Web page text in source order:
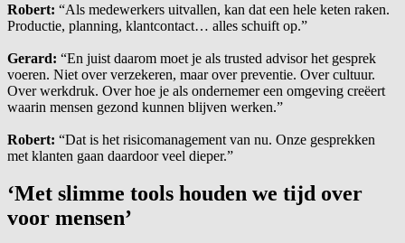
Robert: “Als medewerkers uitvallen, kan dat een hele keten raken.
Productie, planning, klantcontact… alles schuift op.”
Gerard: “En juist daarom moet je als trusted advisor het gesprek
voeren. Niet over verzekeren, maar over preventie. Over cultuur.
Over werkdruk. Over hoe je als ondernemer een omgeving creëert
waarin mensen gezond kunnen blijven werken.”
Robert: “Dat is het risicomanagement van nu. Onze gesprekken
met klanten gaan daardoor veel dieper.”
‘Met slimme tools houden we tijd over
voor mensen’